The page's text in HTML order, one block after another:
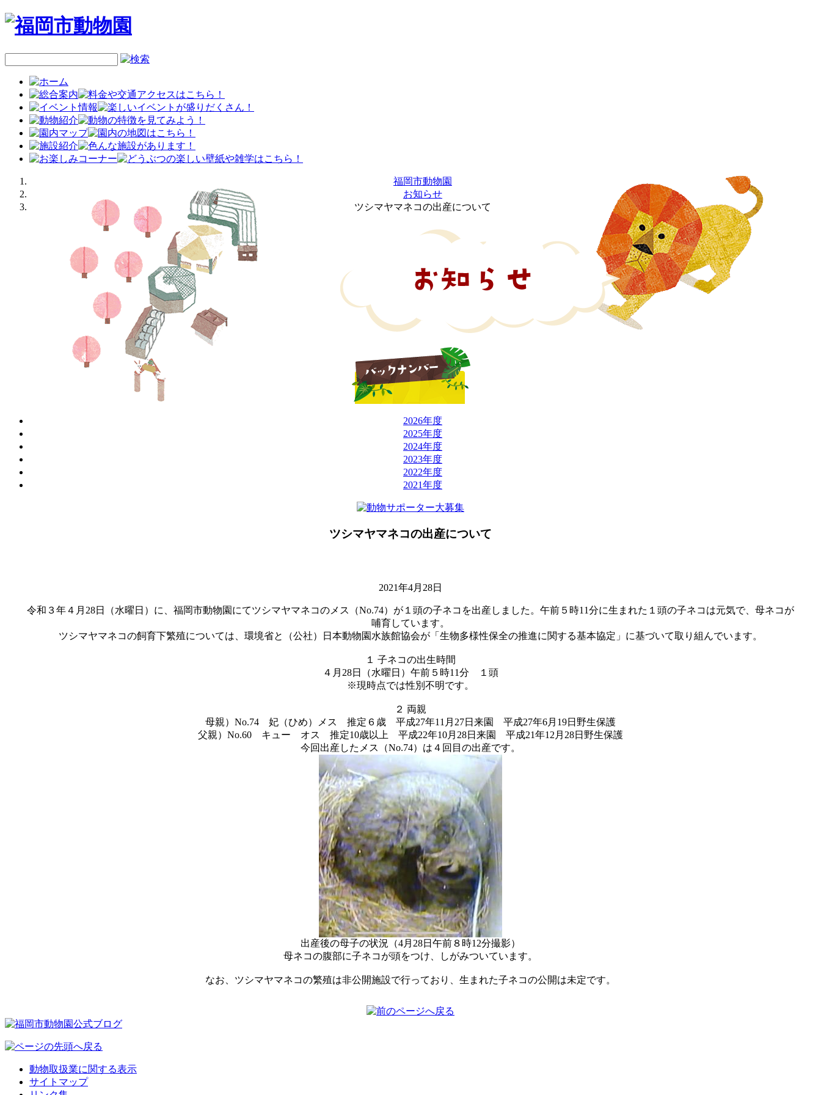
福岡市動物園
お知らせ
ツシマヤマネコの出産について
2026年度
2025年度
2024年度
2023年度
2022年度
2021年度
ツシマヤマネコの出産について
2021年4月28日
令和３年４月28日（水曜日）に、福岡市動物園にてツシマヤマネコのメス（No.74）が１頭の子ネコを出産しました。午前５時11分に生まれた１頭の子ネコは元気で、母ネコが
哺育しています。
ツシマヤマネコの飼育下繁殖については、環境省と（公社）日本動物園水族館協会が「生物多様性保全の推進に関する基本協定」に基づいて取り組んでいます。
１ 子ネコの出生時間
４月28日（水曜日）午前５時11分 １頭
※現時点では性別不明です。
２ 両親
母親）No.74 妃（ひめ）メス 推定６歳 平成27年11月27日来園 平成27年6月19日野生保護
父親）No.60 キュー オス 推定10歳以上 平成22年10月28日来園 平成21年12月28日野生保護
今回出産したメス（No.74）は４回目の出産です。
出産後の母子の状況（4月28日午前８時12分撮影）
母ネコの腹部に子ネコが頭をつけ、しがみついています。
なお、ツシマヤマネコの繁殖は非公開施設で行っており、生まれた子ネコの公開は未定です。
動物取扱業に関する表示
サイトマップ